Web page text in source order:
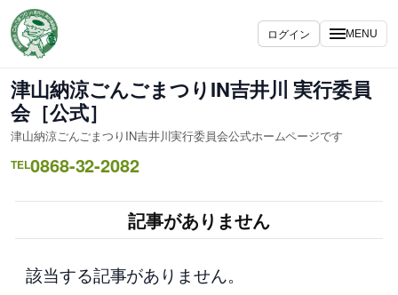
容
を
ス
キ
ッ
プ
ログイン MENU
津山納涼ごんごまつりIN吉井川 実行委員
会［公式］
津山納涼ごんごまつりIN吉井川実行委員会公式ホームページです
TEL0868-32-2082
記事がありません
該当する記事がありません。